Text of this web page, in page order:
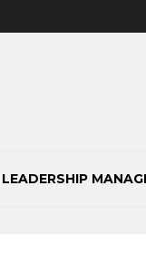
LEADERSHIP